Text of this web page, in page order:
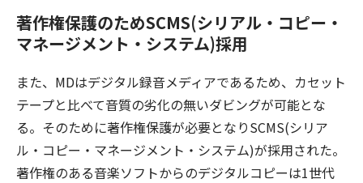
著作権保護のためSCMS(シリアル・コピー・
マネージメント・システム)採用
また、MDはデジタル録音メディアであるため、カセット
テープと比べて音質の劣化の無いダビングが可能とな
る。そのために著作権保護が必要となりSCMS(シリア
ル・コピー・マネージメント・システム)が採用された。
著作権のある音楽ソフトからのデジタルコピーは1世代